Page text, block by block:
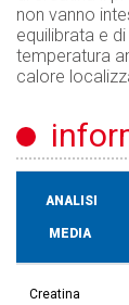
non vanno
equilibrata e
temperatura
calore
ANALISI
MEDIA
Creatina